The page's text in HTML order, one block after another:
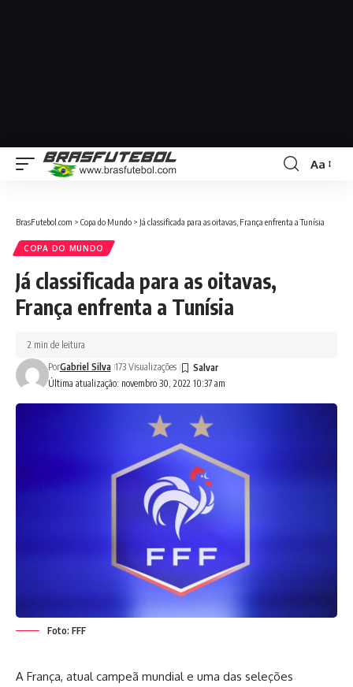
Aa
BrasFutebol.com > Copa do Mundo > Já classificada para as oitavas, França enfrenta a Tunísia
COPA DO MUNDO
Já classificada para as oitavas,
França enfrenta a Tunísia
Última atualização: novembro 30, 2022 10:37 am
PorGabriel Silva 173 Visualizações
2 min de leitura
Foto: FFF
A França, atual campeã mundial e uma das seleções